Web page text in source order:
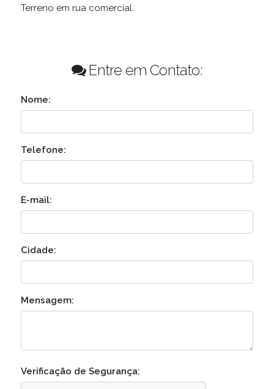
Terreno em rua comercial.
Entre em Contato:
Nome:
Telefone:
E-mail:
Cidade:
Mensagem:
Verificação de Segurança: